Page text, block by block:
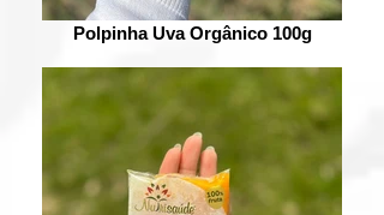
Polpinha Uva Orgânico 100g